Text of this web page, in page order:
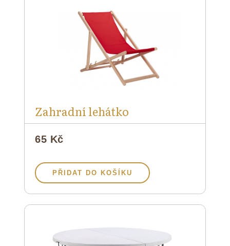
Zahradní lehátko
65 Kč
PŘIDAT DO KOŠÍKU